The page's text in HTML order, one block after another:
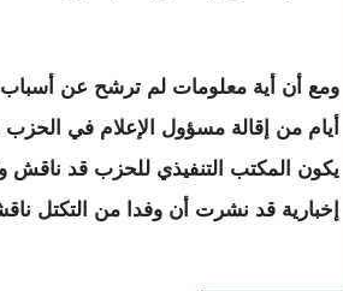
ومع أن أية معلومات لم ترشح عن أسباب
أيام من إقالة مسؤول الإعلام في
يكون المكتب التنفيذي للحزب قد ناقش
إخبارية قد نشرت أن وفدا من التكتل